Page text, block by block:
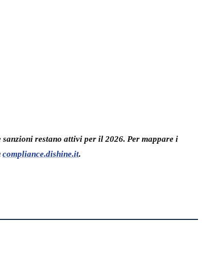
restano attivi per il 2026. Per mappare i
compliance.dishine.it.